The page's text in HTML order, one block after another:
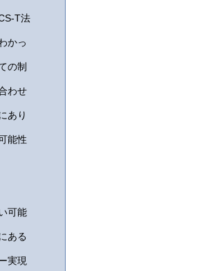
T法
かっ
の制
わせ
あり
能性
可能
ある
実現